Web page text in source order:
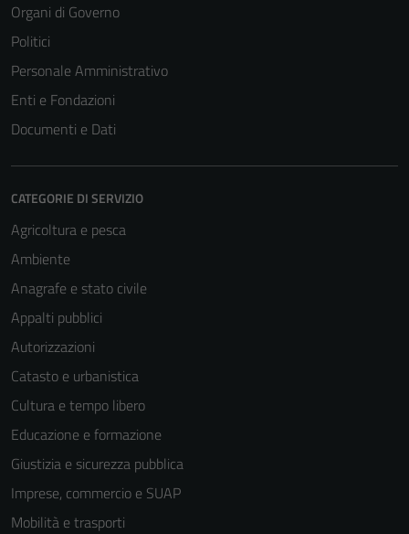
Organi di Governo
Politici
Personale Amministrativo
Enti e Fondazioni
Documenti e Dati
CATEGORIE DI SERVIZIO
Agricoltura e pesca
Ambiente
Anagrafe e stato civile
Appalti pubblici
Autorizzazioni
Catasto e urbanistica
Cultura e tempo libero
Educazione e formazione
Giustizia e sicurezza pubblica
Imprese, commercio e SUAP
Mobilità e trasporti